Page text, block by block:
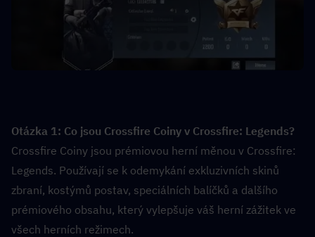
Otázka 1: Co jsou Crossfire Coiny v Crossfire: Legends?
Crossfire Coiny jsou prémiovou herní měnou v Crossfire:
Legends. Používají se k odemykání exkluzivních skinů
zbraní, kostýmů postav, speciálních balíčků a dalšího
prémiového obsahu, který vylepšuje váš herní zážitek ve
všech herních režimech.